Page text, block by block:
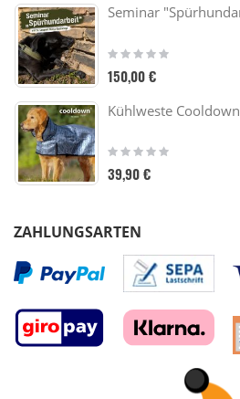
Rating:
0%
150,00 €
Kühlweste Cooldown
Rating:
0%
39,90 €
ZAHLUNGSARTEN